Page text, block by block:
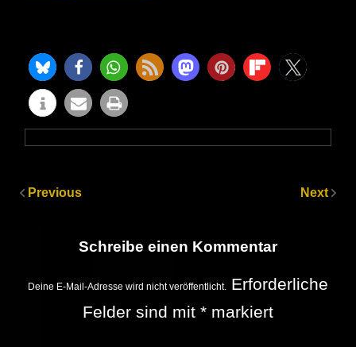
Previous Next
Schreibe einen Kommentar
Deine E-Mail-Adresse wird nicht veröffentlicht.
Erforderliche
Felder sind mit * markiert